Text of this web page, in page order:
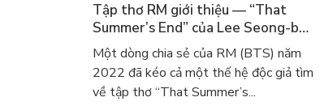
Tập thơ RM giới thiệu — “That
Summer’s End” của Lee Seong-bok
ra mắt bản tiếng Anh sau 4 năm
gây sốt
Một dòng chia sẻ của RM (BTS) năm
2022 đã kéo cả một thế hệ độc giả tìm
về tập thơ “That Summer’s...